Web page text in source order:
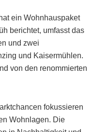
ein Wohnhauspaket
berichtet, umfasst das
und zwei
und Kaisermühlen.
von den renommierten
fokussieren
Wohnlagen. Die